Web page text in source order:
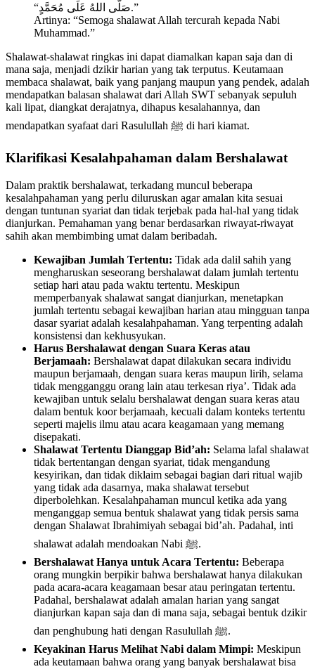
“صَلَّى اللهُ عَلَى مُحَمَّدٍ.”
Artinya: “Semoga shalawat Allah tercurah kepada Nabi
Muhammad.”
Shalawat-shalawat ringkas ini dapat diamalkan kapan saja dan di
mana saja, menjadi dzikir harian yang tak terputus. Keutamaan
membaca shalawat, baik yang panjang maupun yang pendek, adalah
mendapatkan balasan shalawat dari Allah SWT sebanyak sepuluh
kali lipat, diangkat derajatnya, dihapus kesalahannya, dan
mendapatkan syafaat dari Rasulullah ﷺ di hari kiamat.
Klarifikasi Kesalahpahaman dalam Bershalawat
Dalam praktik bershalawat, terkadang muncul beberapa
kesalahpahaman yang perlu diluruskan agar amalan kita sesuai
dengan tuntunan syariat dan tidak terjebak pada hal-hal yang tidak
dianjurkan. Pemahaman yang benar berdasarkan riwayat-riwayat
sahih akan membimbing umat dalam beribadah.
Kewajiban Jumlah Tertentu: Tidak ada dalil sahih yang
mengharuskan seseorang bershalawat dalam jumlah tertentu
setiap hari atau pada waktu tertentu. Meskipun
memperbanyak shalawat sangat dianjurkan, menetapkan
jumlah tertentu sebagai kewajiban harian atau mingguan tanpa
dasar syariat adalah kesalahpahaman. Yang terpenting adalah
konsistensi dan kekhusyukan.
Harus Bershalawat dengan Suara Keras atau
Berjamaah: Bershalawat dapat dilakukan secara individu
maupun berjamaah, dengan suara keras maupun lirih, selama
tidak mengganggu orang lain atau terkesan riya’. Tidak ada
kewajiban untuk selalu bershalawat dengan suara keras atau
dalam bentuk koor berjamaah, kecuali dalam konteks tertentu
seperti majelis ilmu atau acara keagamaan yang memang
disepakati.
Shalawat Tertentu Dianggap Bid’ah: Selama lafal shalawat
tidak bertentangan dengan syariat, tidak mengandung
kesyirikan, dan tidak diklaim sebagai bagian dari ritual wajib
yang tidak ada dasarnya, maka shalawat tersebut
diperbolehkan. Kesalahpahaman muncul ketika ada yang
menganggap semua bentuk shalawat yang tidak persis sama
dengan Shalawat Ibrahimiyah sebagai bid’ah. Padahal, inti
shalawat adalah mendoakan Nabi ﷺ.
Bershalawat Hanya untuk Acara Tertentu: Beberapa
orang mungkin berpikir bahwa bershalawat hanya dilakukan
pada acara-acara keagamaan besar atau peringatan tertentu.
Padahal, bershalawat adalah amalan harian yang sangat
dianjurkan kapan saja dan di mana saja, sebagai bentuk dzikir
dan penghubung hati dengan Rasulullah ﷺ.
Keyakinan Harus Melihat Nabi dalam Mimpi: Meskipun
ada keutamaan bahwa orang yang banyak bershalawat bisa